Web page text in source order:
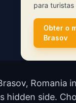
para turistas
Obter o
Brasov
Romania
hidden side.